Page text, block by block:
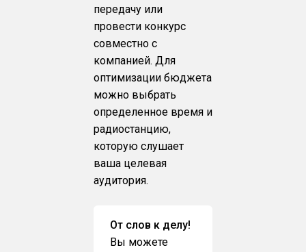
передачу или
провести конкурс
совместно с
компанией. Для
оптимизации бюджета
можно выбрать
определенное время и
радиостанцию,
которую слушает
ваша целевая
аудитория.
От слов к делу!
Вы можете